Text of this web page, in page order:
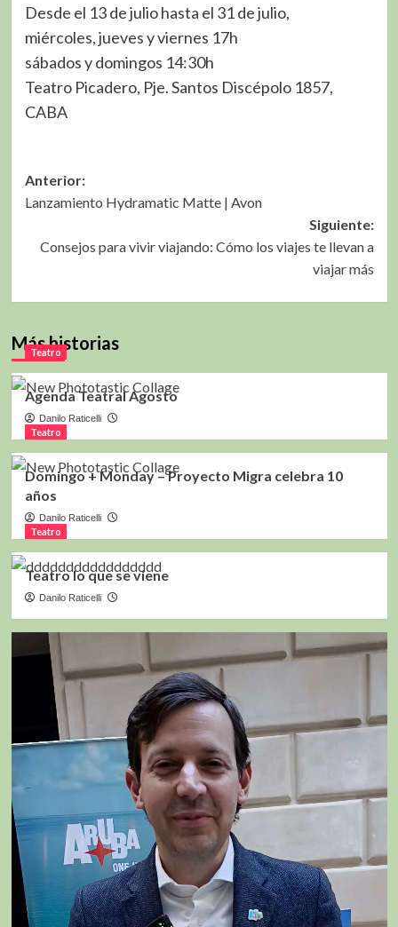
Desde el 13 de julio hasta el 31 de julio,
miércoles, jueves y viernes 17h
sábados y domingos 14:30h
Teatro Picadero, Pje. Santos Discépolo 1857,
CABA
Navegación
de
entradas
Anterior:
Lanzamiento Hydramatic Matte | Avon
Siguiente:
Consejos para vivir viajando: Cómo los viajes te llevan a
viajar más
Más historias
Teatro
Agenda Teatral Agosto
Danilo Raticelli
Teatro
Domingo + Monday – Proyecto Migra celebra 10
años
Danilo Raticelli
Teatro
Teatro lo que se viene
Danilo Raticelli